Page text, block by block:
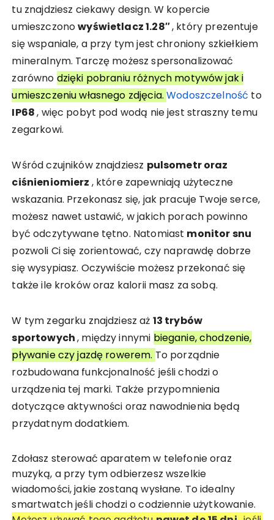
tu znajdziesz ciekawy design. W kopercie
umieszczonowyświetlacz 1.28″, który prezentuje
się wspaniale, a przy tym jest chroniony szkiełkiem
mineralnym. Tarczę możesz spersonalizować
zarówno dzięki pobraniu różnych motywów jak i
umieszczeniu własnego zdjęcia.Wodoszczelność to
IP68, więc pobyt pod wodą nie jest straszny temu
zegarkowi.
Wśród czujników znajdziesz pulsometr oraz
ciśnieniomierz , które zapewniają użyteczne
wskazania. Przekonasz się, jak pracuje Twoje serce,
możesz nawet ustawić, w jakich porach powinno
być odczytywane tętno. Natomiast monitor snu
pozwoli Ci się zorientować, czy naprawdę dobrze
się wysypiasz. Oczywiście możesz przekonać się
także ile kroków oraz kalorii masz za sobą.
W tym zegarku znajdziesz aż 13 trybów
sportowych, między innymi bieganie, chodzenie,
pływanie czy jazdę rowerem. To porządnie
rozbudowana funkcjonalność jeśli chodzi o
urządzenia tej marki. Także przypomnienia
dotyczące aktywności oraz nawodnienia będą
przydatnym dodatkiem.
Zdołasz sterować aparatem w telefonie oraz
muzyką, a przy tym odbierzesz wszelkie
wiadomości, jakie zostaną wysłane. To idealny
smartwatch jeśli chodzi o codziennie użytkowanie.